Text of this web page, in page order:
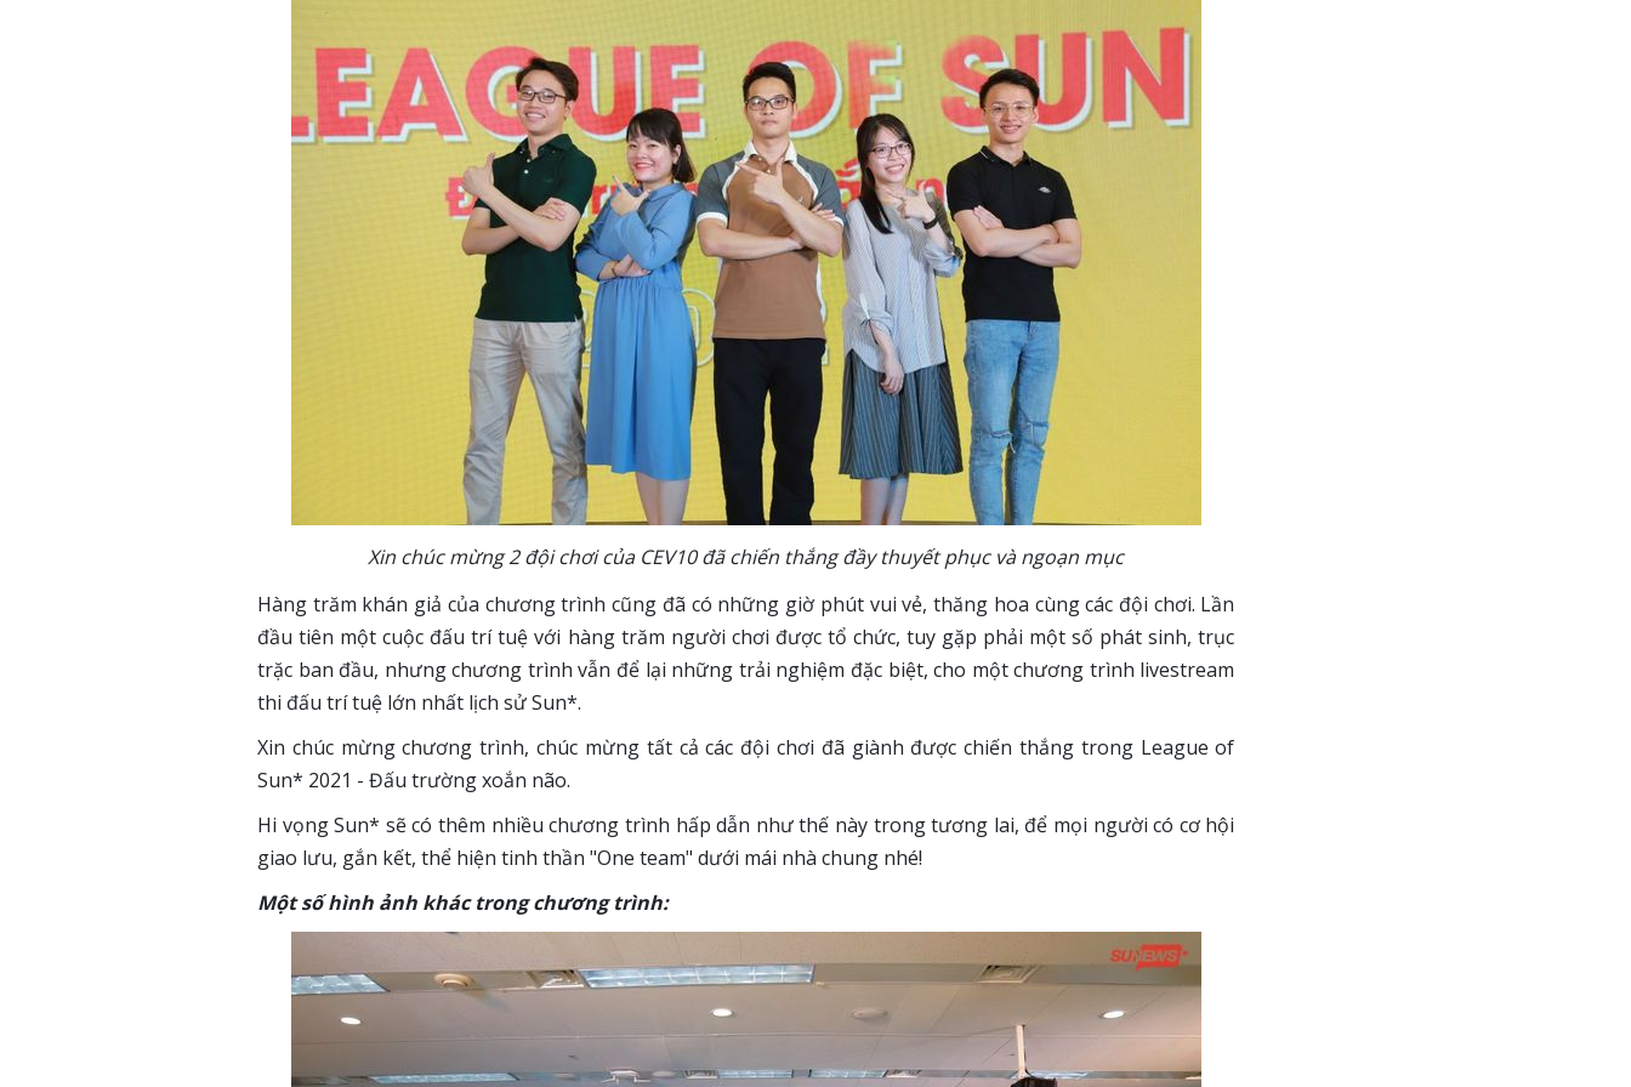
Xin chúc mừng 2 đội chơi của CEV10 đã chiến thắng đầy thuyết phục và ngoạn mục
Hàng trăm khán giả của chương trình cũng đã có những giờ phút vui vẻ, thăng hoa cùng các đội chơi. Lần
đầu tiên một cuộc đấu trí tuệ với hàng trăm người chơi được tổ chức, tuy gặp phải một số phát sinh, trục
trặc ban đầu, nhưng chương trình vẫn để lại những trải nghiệm đặc biệt, cho một chương trình livestream
thi đấu trí tuệ lớn nhất lịch sử Sun*.
Xin chúc mừng chương trình, chúc mừng tất cả các đội chơi đã giành được chiến thắng trong League of
Sun* 2021 - Đấu trường xoắn não.
Hi vọng Sun* sẽ có thêm nhiều chương trình hấp dẫn như thế này trong tương lai, để mọi người có cơ hội
giao lưu, gắn kết, thể hiện tinh thần "One team" dưới mái nhà chung nhé!
Một số hình ảnh khác trong chương trình: